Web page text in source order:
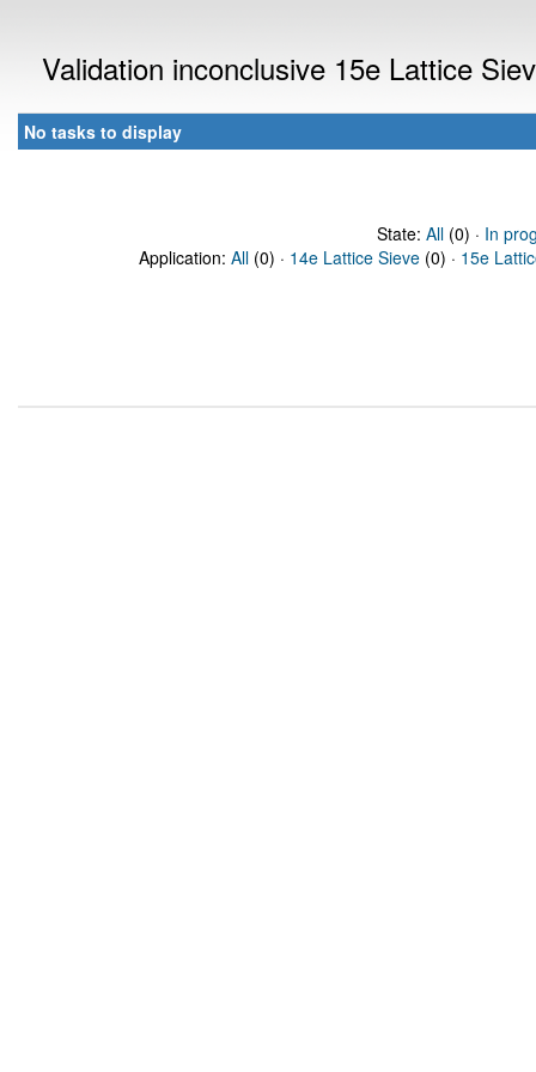
Validation inconclusive 15e Lattice
No tasks to display
State: All(0) · In
Application: All (0) · 14e Lattice Sieve (0) · 15e